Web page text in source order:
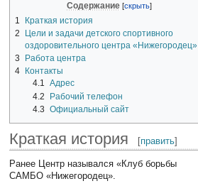
Содержание
1
Краткая история
2
Цели и задачи детского спортивного
оздоровительного центра «Нижегородец»
3
Работа центра
4
Контакты
4.1 Адрес
4.2
Рабочий телефон
4.3 Официальный сайт
Краткая история [править]
Ранее Центр назывался «Клуб борьбы
САМБО «Нижегородец».